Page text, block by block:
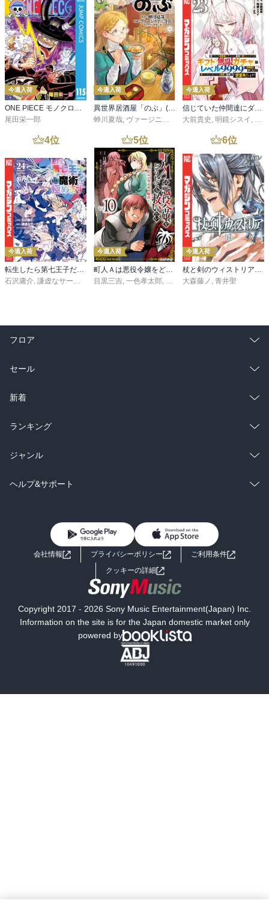
今週入荷
ONE PIECE モノクロ版 115
尾田栄一郎
今週入荷
異世界居酒屋「のぶ」(22)
蝉川夏哉, ヴァージニア二等兵 ,転
今週入荷
信じていた仲間達にダンジョン奥地で殺されかけたがギフト『無限ガチャ』でレベル９９９９の仲間達を手に入れて元パーティーメンバーと世界に復讐＆『ざまぁ！』します！（２３）
大前貴史 , 明鏡シスイ , ｔ
4位
今週入荷
転生したら第七王子だったので、気ままに魔術を極めます（２４）
石沢庸介, 謙虚なサークル メル。
5位
今週入荷
町人Ａは悪役令嬢をどうしても救いたい ～どぶと空と氷の姫君～１０【電子書店共通特典イラスト付】
目黒三吉, 一色孝太郎, Parum
6位
今週入荷
杖と剣のウィストリア（１６）
大森藤ノ , 青井聖
フロア
総合
ラノベ
雑誌・グラビア
BL・TL
セール
総合
ラノベ
雑誌・グラビア
BL・TL
新着
総合
ラノベ
雑誌・グラビア
ランキング
総合
ラノベ
ジャンル
コミック
ライトノベル 男子向けラノベ
小説
海外小説
ミステリー SF
文学
芸術・アート 映画・音楽・演劇
ヘルプ&サポート
よくあるご質問 お問い合わせ
会社情報 プライバシーポリシー
ご利用条件
クッキーの詳細
Copyright 2017 - 2026 Sony Music Entertainment(Japan) Inc.
Information on the site is for the Japan domestic market only
powered by